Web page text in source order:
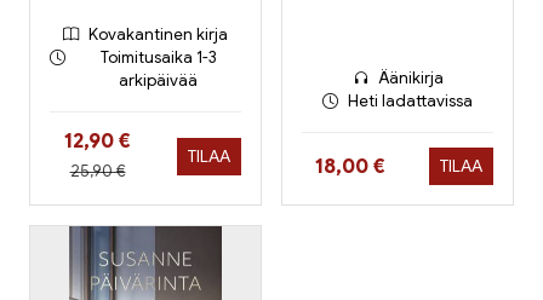
Kovakantinen kirja
Toimitusaika 1-3
arkipäivää
Hinta nyt
12,90 €
Hinta aiemmin
25,90 €
TILAA
Äänikirja
Heti ladattavissa
Hinta nyt
18,00 € TILAA